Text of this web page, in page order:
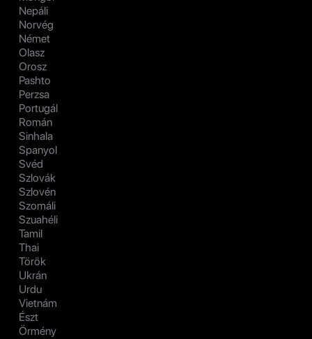
Nepáli
Norvég
Német
Olasz
Orosz
Pashto
Perzsa
Portugál
Román
Sinhala
Spanyol
Svéd
Szlovák
Szlovén
Szomáli
Szuahéli
Tamil
Thai
Török
Ukrán
Urdu
Vietnám
Észt
Örmény